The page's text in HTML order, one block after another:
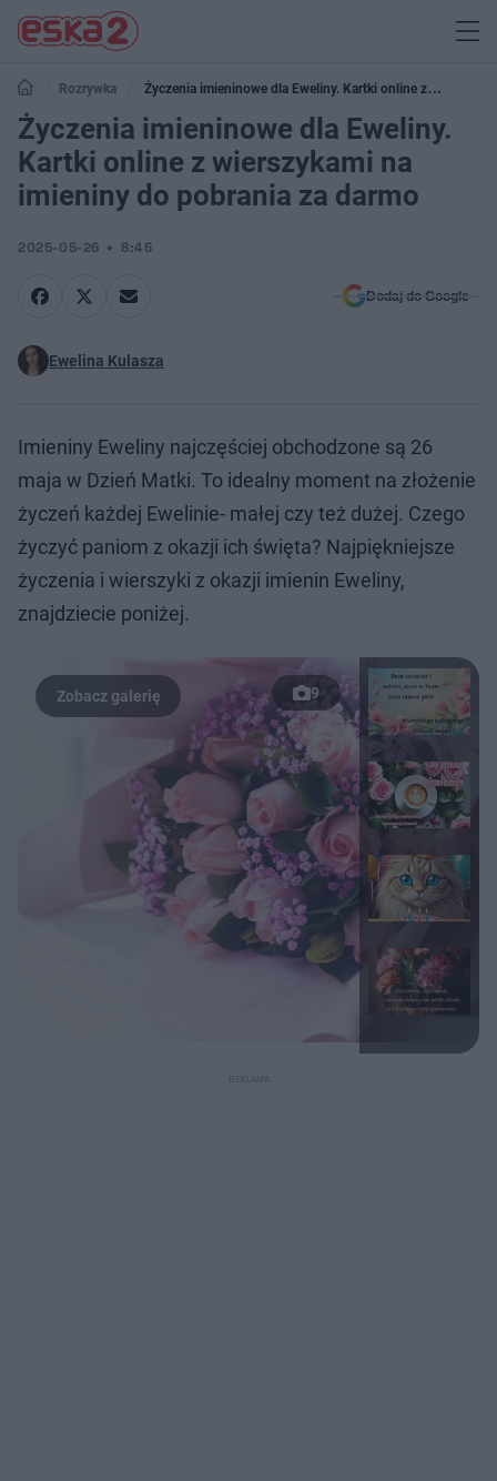
Rozrywka
Życzenia imieninowe dla Eweliny. Kartki online z
wierszykami na imieniny do pobrania za darmo
Życzenia imieninowe dla Eweliny.
Kartki online z wierszykami na
imieniny do pobrania za darmo
2025-05-26 8:45
Dodaj do Google
Ewelina Kulasza
Imieniny Eweliny najczęściej obchodzone są 26
maja w Dzień Matki. To idealny moment na złożenie
życzeń każdej Ewelinie- małej czy też dużej. Czego
życzyć paniom z okazji ich święta? Najpiękniejsze
życzenia i wierszyki z okazji imienin Eweliny,
znajdziecie poniżej.
9